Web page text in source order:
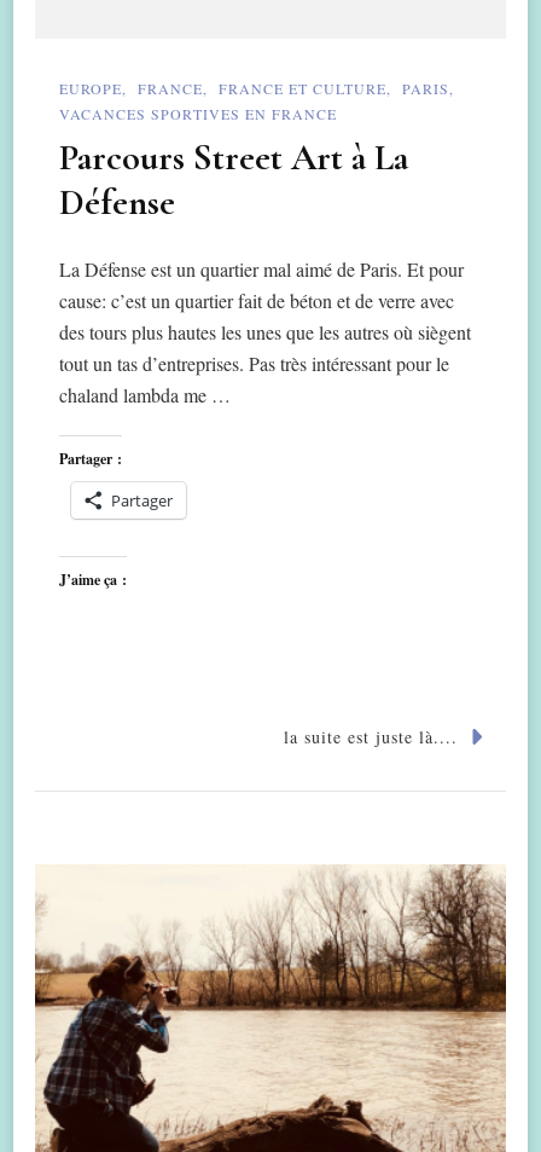
EUROPE FRANCE FRANCE ET CULTURE
PARIS
VACANCES SPORTIVES EN FRANCE
Parcours Street Art à La
Défense
La Défense est un quartier mal aimé de Paris. Et pour
cause: c’est un quartier fait de béton et de verre avec
des tours plus hautes les unes que les autres où siègent
tout un tas d’entreprises. Pas très intéressant pour le
chaland lambda me …
Partager :
Partager
J’aime ça :
la suite est juste là....